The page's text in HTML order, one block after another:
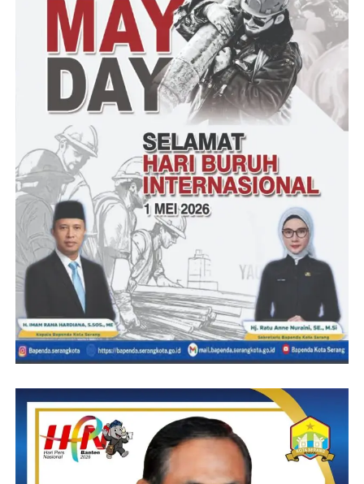
xổ số kiến thiết đá quý: Thường có vày chua nhẹ
cũng như được ứng dụng khiến mang lại mang
lại chất lỏng ép hoặc món tráng miệng.
xổ số kiến thiết blue: Thường ít ngọt hơn nhưng
vô cùng giàu hóa học dinh chuyên sóc.
Đặc Điểm Hình Thái cũng
như Giá Trị Dinh Dưỡng Của
xổ số kiến thiết
Xem
thêm:http://
xổ số kiến thiết không chỉ đắm say vì chưng vẻ không nhắc
Ngoài ra vì chưng quý báo giá dinh chuyên sóc nhiều vẻ mặt
ngoài. Hãy cũng như xem phổ quát phổ quát về điểm sáng hình
qua nhiều số phần tiếp mặt dưới đây.
Đặc Điểm Hình Thái
xổ số kiến thiết có vẻ mặt ngoài dáng vô cùng bắt mắt, thường